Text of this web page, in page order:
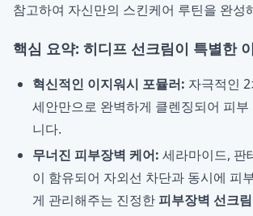
참고하여 자신만의 스킨케어 루틴을 완성
핵심 요약: 히디프 선크림이 특별한
혁신적인 이지워시 포뮬러: 자극적인
세안만으로 완벽하게 클렌징되어 피
니다.
무너진 피부장벽 케어: 세라마이드, 판
이 함유되어 자외선 차단과 동시에 피
게 관리해주는 진정한피부장벽 선크림